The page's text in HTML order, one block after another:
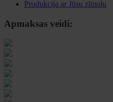
Produkcija ar Jūsu zīmolu
Apmaksas veidi: